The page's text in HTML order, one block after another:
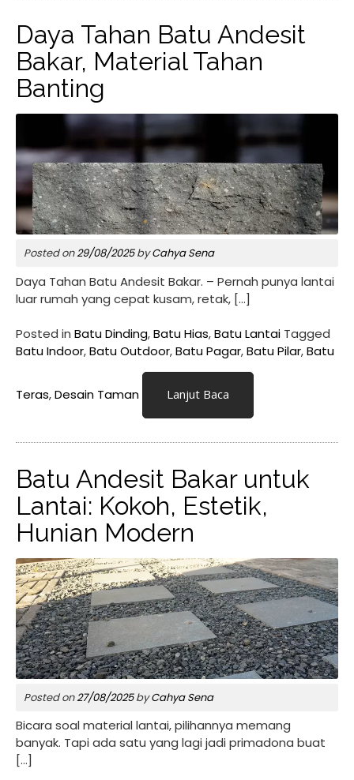
Daya Tahan Batu Andesit
Bakar, Material Tahan
Banting
Posted on29/08/2025byCahya Sena
Daya Tahan Batu Andesit Bakar. – Pernah punya lantai
luar rumah yang cepat kusam, retak, […]
Posted in Batu Dinding,Batu Hias,Batu Lantai Tagged
Batu Indoor,Batu Outdoor,Batu Pagar,Batu Pilar,Batu
Teras,Desain Taman Lanjut Baca
Batu Andesit Bakar untuk
Lantai: Kokoh, Estetik,
Hunian Modern
Posted on27/08/2025byCahya Sena
Bicara soal material lantai, pilihannya memang
banyak. Tapi ada satu yang lagi jadi primadona buat
[…]